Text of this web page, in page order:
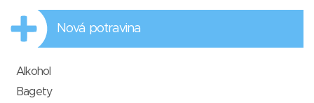
Nová potravina
Alkohol
Bagety